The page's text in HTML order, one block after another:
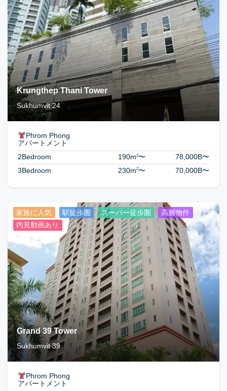
Krungthep Thani Tower
Sukhumvit 24
Phrom Phong
アパートメント
2Bedroom
190m2〜 78,000B〜
3Bedroom
230m2〜 70,000B〜
家族に人気 駅徒歩圏 スーパー徒歩圏
高層物件
内見動画あり
Grand 39 Tower
Sukhumvit 39
Phrom Phong
アパートメント